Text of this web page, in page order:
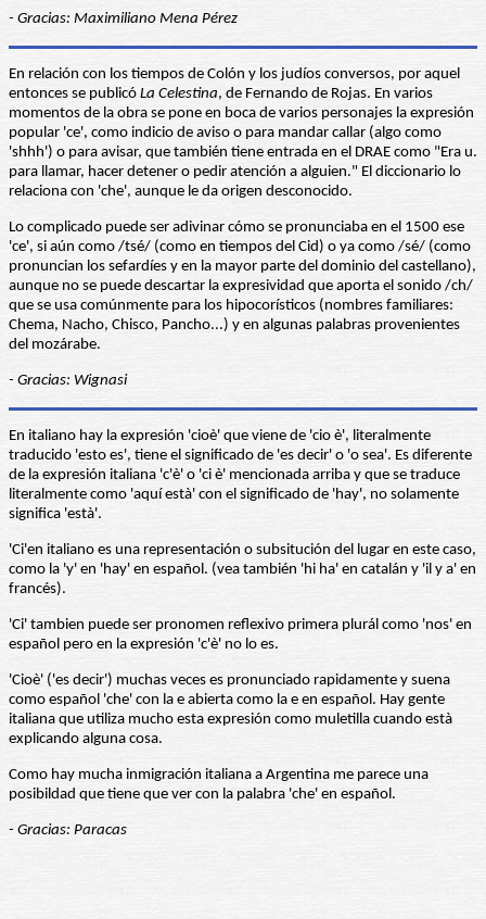
- Gracias: Maximiliano Mena Pérez
En relación con los tiempos de Colón y los judíos conversos, por aquel
entonces se publicó La Celestina, de Fernando de Rojas. En varios
momentos de la obra se pone en boca de varios personajes la expresión
popular 'ce', como indicio de aviso o para mandar callar (algo como
'shhh') o para avisar, que también tiene entrada en el DRAE como "Era u.
para llamar, hacer detener o pedir atención a alguien." El diccionario lo
relaciona con 'che', aunque le da origen desconocido.
Lo complicado puede ser adivinar cómo se pronunciaba en el 1500 ese
'ce', si aún como /tsé/ (como en tiempos del Cid) o ya como /sé/ (como
pronuncian los sefardíes y en la mayor parte del dominio del castellano),
aunque no se puede descartar la expresividad que aporta el sonido /ch/
que se usa comúnmente para los hipocorísticos (nombres familiares:
Chema, Nacho, Chisco, Pancho...) y en algunas palabras provenientes
del mozárabe.
- Gracias: Wignasi
En italiano hay la expresión 'cioè' que viene de 'cio è', literalmente
traducido 'esto es', tiene el significado de 'es decir' o 'o sea'. Es diferente
de la expresión italiana 'c'è' o 'ci è' mencionada arriba y que se traduce
literalmente como 'aquí està' con el significado de 'hay', no solamente
significa 'està'.
'Ci'en italiano es una representación o subsitución del lugar en este caso,
como la 'y' en 'hay' en español. (vea también 'hi ha' en catalán y 'il y a' en
francés).
'Ci' tambien puede ser pronomen reflexivo primera plurál como 'nos' en
español pero en la expresión 'c'è' no lo es.
'Cioè' ('es decir') muchas veces es pronunciado rapidamente y suena
como español 'che' con la e abierta como la e en español. Hay gente
italiana que utiliza mucho esta expresión como muletilla cuando està
explicando alguna cosa.
Como hay mucha inmigración italiana a Argentina me parece una
posibildad que tiene que ver con la palabra 'che' en español.
- Gracias: Paracas